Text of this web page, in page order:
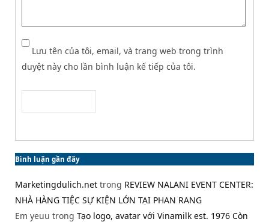
Lưu tên của tôi, email, và trang web trong trình
duyệt này cho lần bình luận kế tiếp của tôi.
Bình luận gần đây
Marketingdulich.net trong REVIEW NALANI EVENT CENTER:
NHÀ HÀNG TIỆC SỰ KIỆN LỚN TẠI PHAN RANG
Em yeuu trong Tạo logo, avatar với Vinamilk est. 1976 Còn